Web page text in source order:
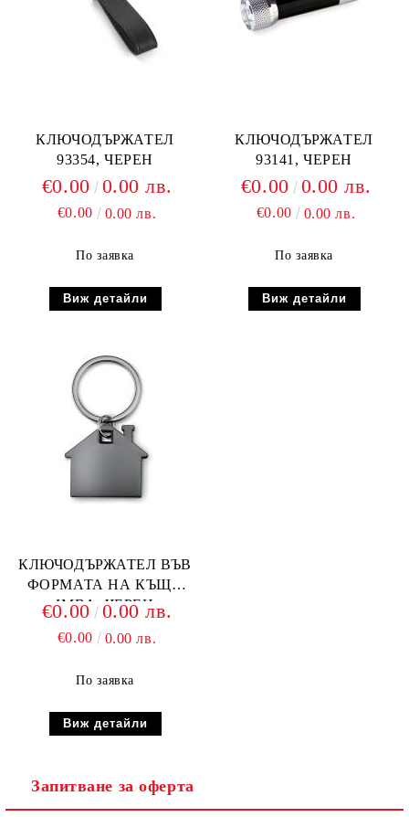
КЛЮЧОДЪРЖАТЕЛ
93354, ЧЕРЕН
€0.00 0.00 лв.
€0.00 0.00 лв.
По заявка
Виж детайли
КЛЮЧОДЪРЖАТЕЛ
93141, ЧЕРЕН
€0.00 0.00 лв.
€0.00 0.00 лв.
По заявка
Виж детайли
КЛЮЧОДЪРЖАТЕЛ ВЪВ
ФОРМАТА НА КЪЩА
IMBA, ЧЕРЕН
€0.00 0.00 лв.
€0.00 0.00 лв.
По заявка
Виж детайли
Запитване за оферта